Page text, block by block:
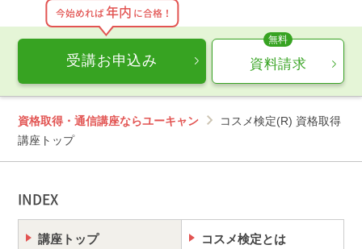
受講お申込み
今始めれば年内 に合格！
資料請求
資格取得・通信講座ならユーキャン
コスメ検定(R) 資格取得
講座トップ
INDEX
講座トップ コスメ検定とは